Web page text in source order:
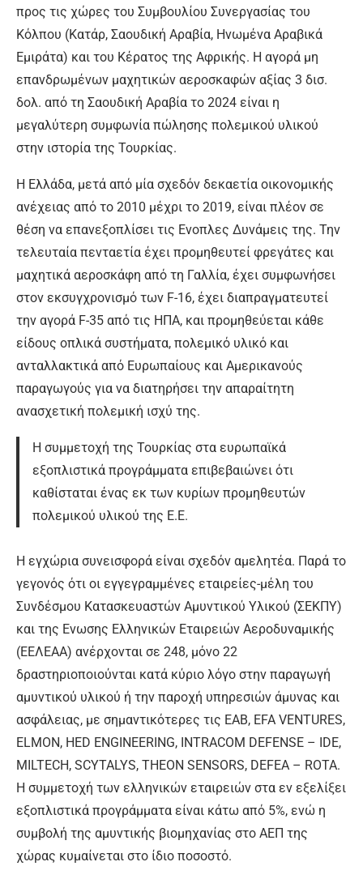
προς τις χώρες του Συμβουλίου Συνεργασίας του
Κόλπου (Κατάρ, Σαουδική Αραβία, Ηνωμένα Αραβικά
Εμιράτα) και του Κέρατος της Αφρικής. Η αγορά μη
επανδρωμένων μαχητικών αεροσκαφών αξίας 3 δισ.
δολ. από τη Σαουδική Αραβία το 2024 είναι η
μεγαλύτερη συμφωνία πώλησης πολεμικού υλικού
στην ιστορία της Τουρκίας.
Η Ελλάδα, μετά από μία σχεδόν δεκαετία οικονομικής
ανέχειας από το 2010 μέχρι το 2019, είναι πλέον σε
θέση να επανεξοπλίσει τις Ενοπλες Δυνάμεις της. Την
τελευταία πενταετία έχει προμηθευτεί φρεγάτες και
μαχητικά αεροσκάφη από τη Γαλλία, έχει συμφωνήσει
στον εκσυγχρονισμό των F-16, έχει διαπραγματευτεί
την αγορά F-35 από τις ΗΠΑ, και προμηθεύεται κάθε
είδους οπλικά συστήματα, πολεμικό υλικό και
ανταλλακτικά από Ευρωπαίους και Αμερικανούς
παραγωγούς για να διατηρήσει την απαραίτητη
ανασχετική πολεμική ισχύ της.
Η συμμετοχή της Τουρκίας στα ευρωπαϊκά
εξοπλιστικά προγράμματα επιβεβαιώνει ότι
καθίσταται ένας εκ των κυρίων προμηθευτών
πολεμικού υλικού της Ε.Ε.
Η εγχώρια συνεισφορά είναι σχεδόν αμελητέα. Παρά το
γεγονός ότι οι εγγεγραμμένες εταιρείες-μέλη του
Συνδέσμου Κατασκευαστών Αμυντικού Υλικού (ΣΕΚΠΥ)
και της Ενωσης Ελληνικών Εταιρειών Αεροδυναμικής
(ΕΕΛΕΑΑ) ανέρχονται σε 248, μόνο 22
δραστηριοποιούνται κατά κύριο λόγο στην παραγωγή
αμυντικού υλικού ή την παροχή υπηρεσιών άμυνας και
ασφάλειας, με σημαντικότερες τις ΕΑΒ, EFA VENTURES,
ELMON, HED ENGINEERING, INTRACOM DEFENSE – IDE,
MILTECH, SCYTALYS, THEON SENSORS, DEFEA – ROTA.
Η συμμετοχή των ελληνικών εταιρειών στα εν εξελίξει
εξοπλιστικά προγράμματα είναι κάτω από 5%, ενώ η
συμβολή της αμυντικής βιομηχανίας στο ΑΕΠ της
χώρας κυμαίνεται στο ίδιο ποσοστό.